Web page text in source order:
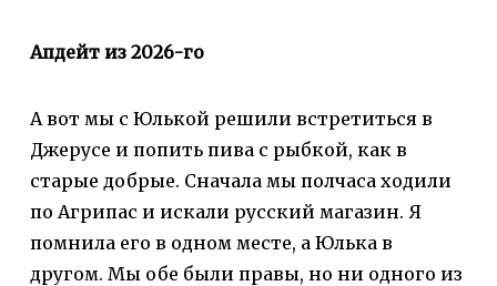
Апдейт из 2026-го
А вот мы с Юлькой решили встретиться в
Джерусе и попить пива с рыбкой, как в
старые добрые. Сначала мы полчаса ходили
по Агрипас и искали русский магазин. Я
помнила его в одном месте, а Юлька в
другом. Мы обе были правы, но ни одного из